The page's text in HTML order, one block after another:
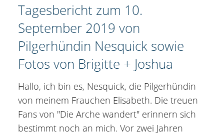
Tagesbericht zum 10.
September 2019 von
Pilgerhündin Nesquick sowie
Fotos von Brigitte + Joshua
Hallo, ich bin es, Nesquick, die Pilgerhündin
von meinem Frauchen Elisabeth. Die treuen
Fans von "Die Arche wandert" erinnern sich
bestimmt noch an mich. Vor zwei Jahren